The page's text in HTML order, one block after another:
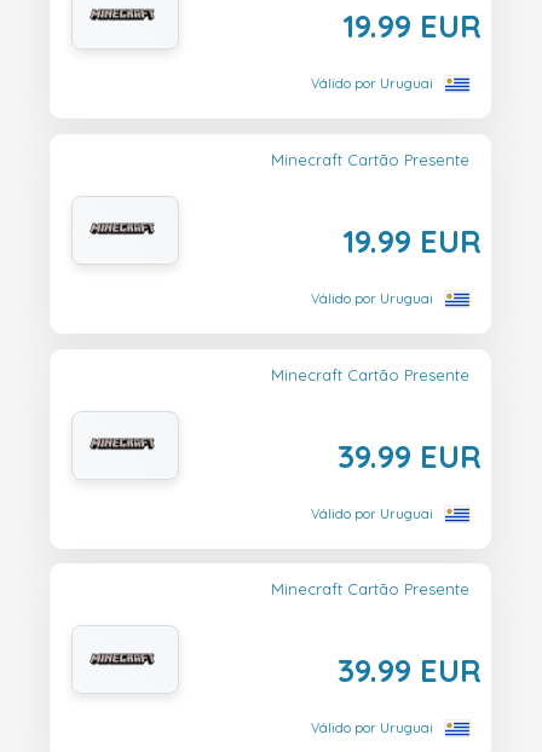
19.99 EUR
Válido por Uruguai
Minecraft Cartão Presente
19.99 EUR
Válido por Uruguai
Minecraft Cartão Presente
39.99 EUR
Válido por Uruguai
Minecraft Cartão Presente
39.99 EUR
Válido por Uruguai